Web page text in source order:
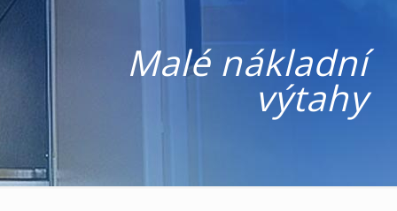
Malé nákladní
výtahy